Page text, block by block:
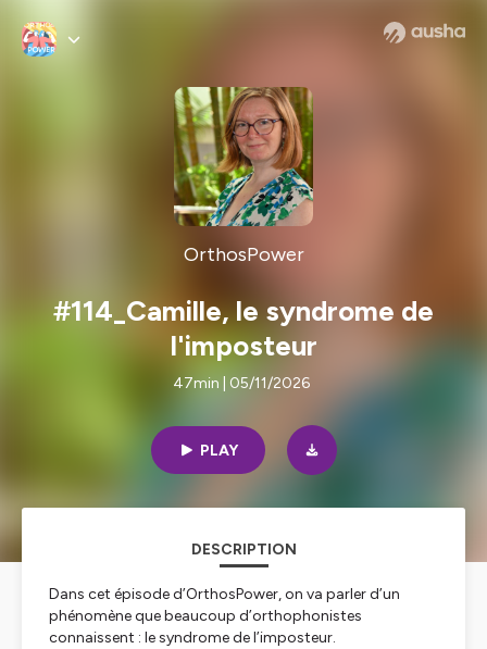
OrthosPower
#114_Camille, le syndrome de
l'imposteur
47min | 05/11/2026
PLAY
DESCRIPTION
Dans cet épisode d’OrthosPower, on va parler d’un
phénomène que beaucoup d’orthophonistes
connaissent : le syndrome de l’imposteur.